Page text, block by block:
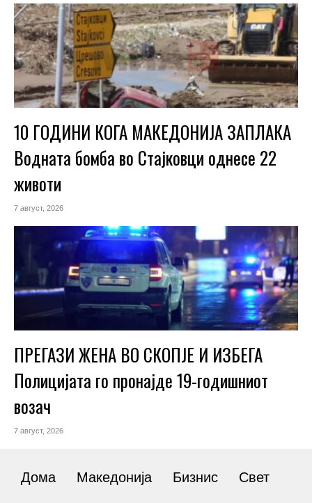
10 ГОДИНИ КОГА МАКЕДОНИЈА ЗАПЛАКА
Водната бомба во Стајковци однесе 22
животи
7 август, 2026
ПРЕГАЗИ ЖЕНА ВО СКОПЈЕ И ИЗБЕГА
Полицијата го пронајде 19-годишниот
возач
7 август, 2026
Дома Македонија Бизнис Свет